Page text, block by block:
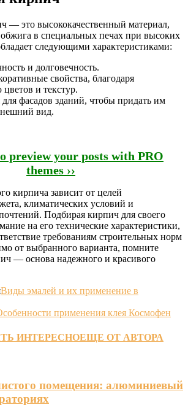
— это высококачественный материал,
в специальных печах при высоких
следующими характеристиками:
и долговечность.
свойства, благодаря
и текстур.
для фасадов зданий, чтобы придать им
вид.
preview your posts with PRO
themes ››
кирпича зависит от целей
климатических условий и
Подбирая кирпич для своего
на его технические характеристики,
требованиям строительных норм
от выбранного варианта, помните
— основа надежного и красивого
Виды эмалей и их применение в
применения клея Космофен
ИНТЕРЕСНОЕЩЕ ОТ АВТОРА
помещения: алюминиевый